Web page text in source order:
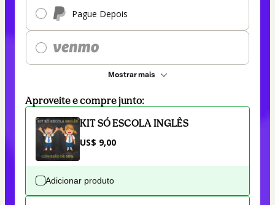
Pague Depois
Mostrar mais
Aproveite e compre junto:
KIT SÓ ESCOLA INGLÊS
US$ 9,00
Adicionar produto